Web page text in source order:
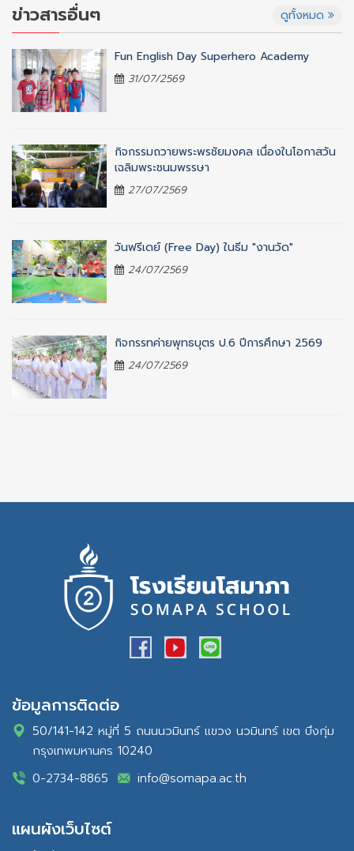
ข่าวสารอื่นๆ ดูทั้งหมด
Fun English Day Superhero Academy
31/07/2569
กิจกรรมถวายพระพรชัยมงคล เนื่องในโอกาสวัน
เฉลิมพระชนมพรรษา
27/07/2569
วันฟรีเดย์ (Free Day) ในธีม "งานวัด"
24/07/2569
กิจกรรทค่ายพุทธบุตร ป.6 ปีการศึกษา 2569
24/07/2569
ข้อมูลการติดต่อ
50/141-142 หมู่ที่ 5 ถนนนวมินทร์ แขวง นวมินทร์ เขต บึงกุ่ม
กรุงเทพมหานคร 10240
0-2734-8865
info@somapa.ac.th
แผนผังเว็บไซต์